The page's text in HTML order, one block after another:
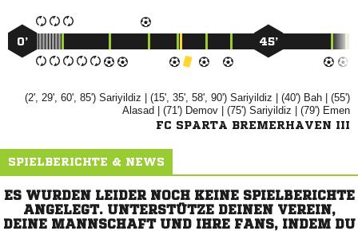
0’ 45’
(2', 29', 60', 85')  | (15', 35', 58', 90')  | (40')  | (55')
 | (71')  | (75')  | (79') 
FC SPARTA BREMERHAVEN III
SPIELBERICHTE & NEWS
ES WURDEN LEIDER NOCH KEINE SPIELBERICHTE
ANGELEGT. UNTERSTÜTZE DEINEN VEREIN,
DEINE MANNSCHAFT UND IHRE FANS, INDEM DU